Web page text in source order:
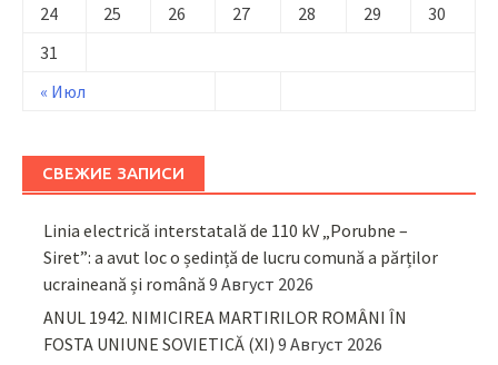
« Июл
24
25 26 27 28 29
30
31
СВЕЖИЕ ЗАПИСИ
Linia electrică interstatală de 110 kV „Porubne –
Siret”: a avut loc o ședință de lucru comună a părților
ucraineană și română 9 Август 2026
ANUL 1942. NIMICIREA MARTIRILOR ROMÂNI ÎN
FOSTA UNIUNE SOVIETICĂ (XI) 9 Август 2026